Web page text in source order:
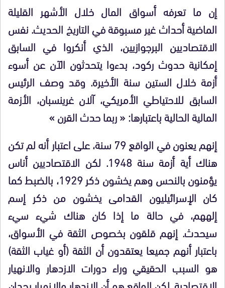
إن ما تعرفه أسواق المال خلال الأشهر القليلة
الماضية أحداث غير مسبوقة في التاريخ الحديث. نفس
الاقتصاديين البرجوازيين، الذي أنكروا في السابق
إمكانية حدوث ركود، بدءوا يتحدثون الآن عن أسوء
أزمة خلال الستين سنة الأخيرة. وقد وصف الرئيس
السابق للاحتياطي الأمريكي، آلان غرينسبان، الأزمة
المالية الحالية باعتبارها: « ربما حدث القرن »
إنهم يعنون في الواقع 79 سنة، على اعتبار أنه لم تكن
هناك أية أزمة سنة 1948. لكن الاقتصاديين أناس
يؤمنون بالنحس وهم يخشون ذكر 1929، بالضبط كما
كان الإسرائيليون القدامى يخشون من ذكر إسم
إلههم، في حالة ما إذا كان هناك شيء سيء
سيحدث. إنهم قلقون بخصوص الثقة في الأسواق،
باعتبار أنهم جميعا يعتقدون أن الثقة (أو غياب الثقة)
هو السبب الحقيقي وراء دورات الازدهار والانهيار